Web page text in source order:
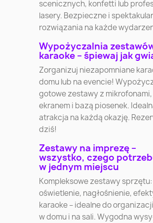
scenicznych, konfetti lub
lasery. Bezpieczne i
rozwiązania na każde
Wypożyczalnia
karaoke – śpiewaj jak
Zorganizuj niezapomniane
domu lub na evencie!
gotowe zestawy z mikrofonami,
ekranem i bazą piosenek.
atrakcja na każdą okazję.
dziś!
Zestawy na imprezę –
wszystko, czego
w jednym miejscu
Kompleksowe zestawy sprzętu:
oświetlenie, nagłośnienie,
karaoke – idealne do
w domu i na sali. Wygodna